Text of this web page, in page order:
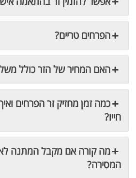
הפרחים טריים?
האם המחיר של הזר כולל
כמה זמן מחזיק זר הפרחים
חייו?
מה קורה אם מקבל המתנה
המסירה?